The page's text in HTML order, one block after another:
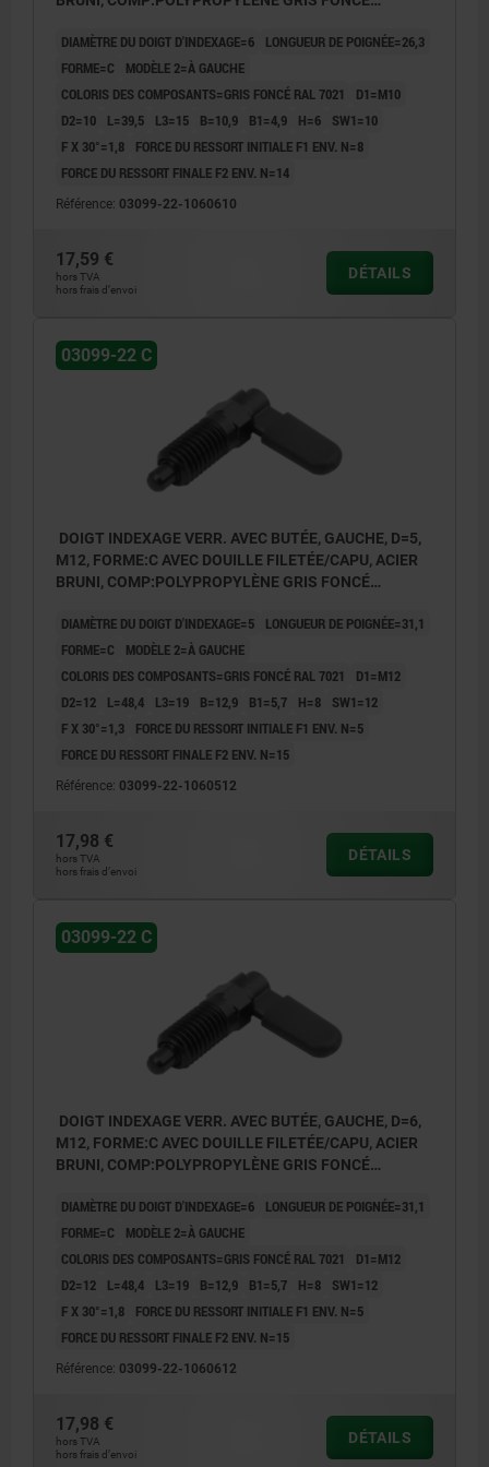
DIAMÈTRE DU DOIGT D'INDEXAGE=6
LONGUEUR DE POIGNÉE=26,3
FORME=C
MODÈLE 2=À GAUCHE
COLORIS DES COMPOSANTS=GRIS FONCÉ RAL 7021
D1=M10
D2=10
L=39,5 L3=15 B=10,9 B1=4,9 H=6
SW1=10
F X 30°=1,8
FORCE DU RESSORT INITIALE F1 ENV. N=8
FORCE DU RESSORT FINALE F2 ENV. N=14
Référence: 03099-22-1060610
17,59 €
hors TVA
hors frais d’envoi
DÉTAILS
03099-22 C
DOIGT INDEXAGE VERR. AVEC BUTÉE, GAUCHE, D=5,
M12, FORME:C AVEC DOUILLE FILETÉE/CAPU, ACIER
BRUNI, COMP:POLYPROPYLÈNE GRIS FONCÉ
DIAMÈTRE DU DOIGT D'INDEXAGE=5
LONGUEUR DE POIGNÉE=31,1
FORME=C
MODÈLE 2=À GAUCHE
COLORIS DES COMPOSANTS=GRIS FONCÉ RAL 7021
D1=M12
D2=12
L=48,4 L3=19 B=12,9 B1=5,7 H=8
SW1=12
F X 30°=1,3
FORCE DU RESSORT INITIALE F1 ENV. N=5
FORCE DU RESSORT FINALE F2 ENV. N=15
Référence: 03099-22-1060512
17,98 €
hors TVA
hors frais d’envoi
DÉTAILS
03099-22 C
DOIGT INDEXAGE VERR. AVEC BUTÉE, GAUCHE, D=6,
M12, FORME:C AVEC DOUILLE FILETÉE/CAPU, ACIER
BRUNI, COMP:POLYPROPYLÈNE GRIS FONCÉ
DIAMÈTRE DU DOIGT D'INDEXAGE=6
LONGUEUR DE POIGNÉE=31,1
FORME=C
MODÈLE 2=À GAUCHE
COLORIS DES COMPOSANTS=GRIS FONCÉ RAL 7021
D1=M12
D2=12
L=48,4 L3=19 B=12,9 B1=5,7 H=8
SW1=12
F X 30°=1,8
FORCE DU RESSORT INITIALE F1 ENV. N=5
FORCE DU RESSORT FINALE F2 ENV. N=15
Référence: 03099-22-1060612
17,98 €
hors TVA
hors frais d’envoi
DÉTAILS